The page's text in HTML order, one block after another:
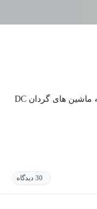
هدف از این درس تکمیل آموزش های مربوط به ماشین های گردان DC
30 دیدگاه